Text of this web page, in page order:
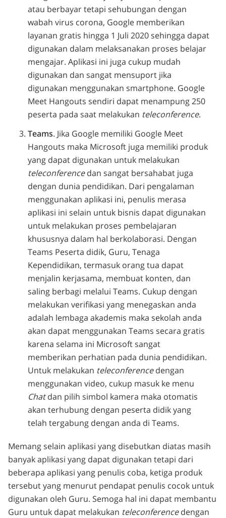
atau berbayar tetapi sehubungan dengan
wabah virus corona, Google memberikan
layanan gratis hingga 1 Juli 2020 sehingga dapat
digunakan dalam melaksanakan proses belajar
mengajar. Aplikasi ini juga cukup mudah
digunakan dan sangat mensuport jika
digunakan menggunakan smartphone. Google
Meet Hangouts sendiri dapat menampung 250
peserta pada saat melakukan teleconference.
Teams. Jika Google memiliki Google Meet
Hangouts maka Microsoft juga memiliki produk
yang dapat digunakan untuk melakukan
teleconferencedan sangat bersahabat juga
dengan dunia pendidikan. Dari pengalaman
menggunakan aplikasi ini, penulis merasa
aplikasi ini selain untuk bisnis dapat digunakan
untuk melakukan proses pembelajaran
khususnya dalam hal berkolaborasi. Dengan
Teams Peserta didik, Guru, Tenaga
Kependidikan, termasuk orang tua dapat
menjalin kerjasama, membuat konten, dan
saling berbagi melalui Teams. Cukup dengan
melakukan verifikasi yang menegaskan anda
adalah lembaga akademis maka sekolah anda
akan dapat menggunakan Teams secara gratis
karena selama ini Microsoft sangat
memberikan perhatian pada dunia pendidikan.
Untuk melakukan teleconferencedengan
menggunakan video, cukup masuk ke menu
Chatdan pilih simbol kamera maka otomatis
akan terhubung dengan peserta didik yang
telah tergabung dengan anda di Teams.
Memang selain aplikasi yang disebutkan diatas masih
banyak aplikasi yang dapat digunakan tetapi dari
beberapa aplikasi yang penulis coba, ketiga produk
tersebut yang menurut pendapat penulis cocok untuk
digunakan oleh Guru. Semoga hal ini dapat membantu
Guru untuk dapat melakukan teleconferencedengan